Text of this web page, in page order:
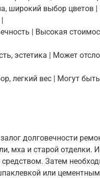
широкий выбор цветов |
| Высокая
эстетика | Может
легкий вес | Могут
долговечности
мха и старой отделки.
Затем
или